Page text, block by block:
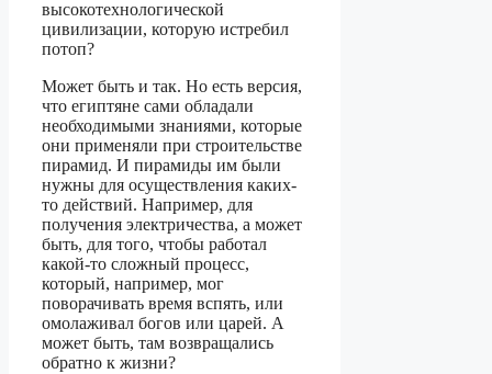
высокотехнологической
цивилизации, которую истребил
потоп?
Может быть и так. Но есть версия,
что египтяне сами обладали
необходимыми знаниями, которые
они применяли при строительстве
пирамид. И пирамиды им были
нужны для осуществления каких-
то действий. Например, для
получения электричества, а может
быть, для того, чтобы работал
какой-то сложный процесс,
который, например, мог
поворачивать время вспять, или
омолаживал богов или царей. А
может быть, там возвращались
обратно к жизни?